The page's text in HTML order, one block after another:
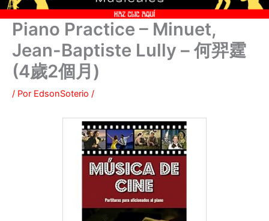
Piano Practice – Minuet,
Jean-Baptiste Lully – 何羿霆
(4歲2個月)
/ Por EdsonSoterio /